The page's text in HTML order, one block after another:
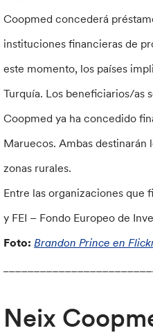
Coopmed concederá
instituciones financieras de
este momento, los países
Turquía. Los beneficiarios/as
Coopmed ya ha concedido
Maruecos. Ambas destinarán
zonas rurales.
Entre las organizaciones que
y FEI – Fondo Europeo de
Foto: Brandon Prince en
Neix